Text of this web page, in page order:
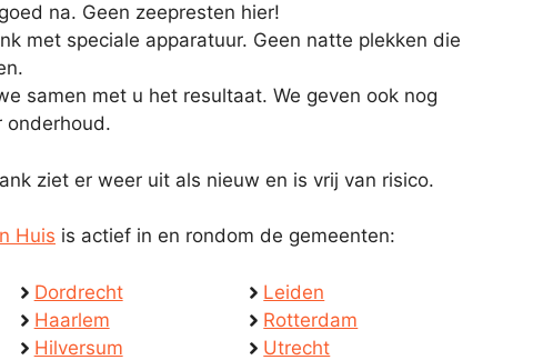
na. Geen zeepresten hier!
met speciale apparatuur. Geen natte plekken die
samen met u het resultaat. We geven ook nog
onderhoud.
ziet er weer uit als nieuw en is vrij van risico.
Huis is actief in en rondom de gemeenten:
Dordrecht
Haarlem
Hilversum
Leiden
Rotterdam
Utrecht